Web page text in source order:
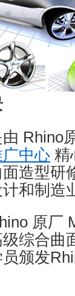
Rhino
中心 精
造型研
和制造
原厂
综合曲
员颁发